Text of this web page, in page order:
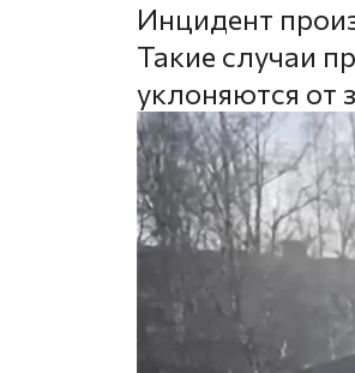
Инцидент
Такие случаи
уклоняются от